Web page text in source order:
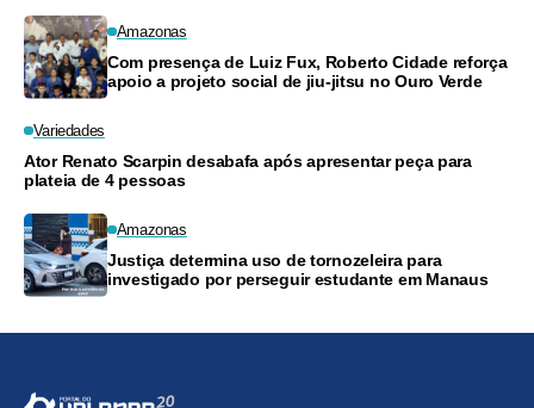
Amazonas
Com presença de Luiz Fux, Roberto Cidade reforça
apoio a projeto social de jiu-jitsu no Ouro Verde
Variedades
Ator Renato Scarpin desabafa após apresentar peça para
plateia de 4 pessoas
Amazonas
Justiça determina uso de tornozeleira para
investigado por perseguir estudante em Manaus